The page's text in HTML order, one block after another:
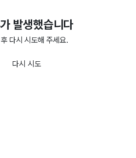
발생했습니다
다시 시도해 주세요.
다시 시도